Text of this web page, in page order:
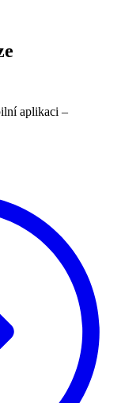
aplikaci –